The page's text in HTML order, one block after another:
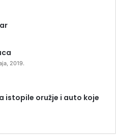
2019.
istopile oružje i auto koje